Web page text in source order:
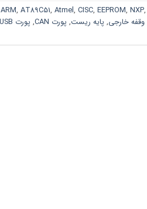
ARM, AT89C51, Atmel, CISC, EEPROM, NXP,
وقفه خارجی, پایه ریست, پورت CAN , پورت USB